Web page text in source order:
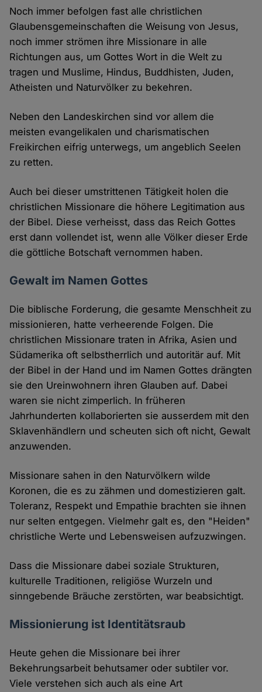
Noch immer befolgen fast alle christlichen
Glaubensgemeinschaften die Weisung von Jesus,
noch immer strömen ihre Missionare in alle
Richtungen aus, um Gottes Wort in die Welt zu
tragen und Muslime, Hindus, Buddhisten, Juden,
Atheisten und Naturvölker zu bekehren.
Neben den Landeskirchen sind vor allem die
meisten evangelikalen und charismatischen
Freikirchen eifrig unterwegs, um angeblich Seelen
zu retten.
Auch bei dieser umstrittenen Tätigkeit holen die
christlichen Missionare die höhere Legitimation aus
der Bibel. Diese verheisst, dass das Reich Gottes
erst dann vollendet ist, wenn alle Völker dieser Erde
die göttliche Botschaft vernommen haben.
Gewalt im Namen Gottes
Die biblische Forderung, die gesamte Menschheit zu
missionieren, hatte verheerende Folgen. Die
christlichen Missionare traten in Afrika, Asien und
Südamerika oft selbstherrlich und autoritär auf. Mit
der Bibel in der Hand und im Namen Gottes drängten
sie den Ureinwohnern ihren Glauben auf. Dabei
waren sie nicht zimperlich. In früheren
Jahrhunderten kollaborierten sie ausserdem mit den
Sklavenhändlern und scheuten sich oft nicht, Gewalt
anzuwenden.
Missionare sahen in den Naturvölkern wilde
Koronen, die es zu zähmen und domestizieren galt.
Toleranz, Respekt und Empathie brachten sie ihnen
nur selten entgegen. Vielmehr galt es, den "Heiden"
christliche Werte und Lebensweisen aufzuzwingen.
Dass die Missionare dabei soziale Strukturen,
kulturelle Traditionen, religiöse Wurzeln und
sinngebende Bräuche zerstörten, war beabsichtigt.
Missionierung ist Identitätsraub
Heute gehen die Missionare bei ihrer
Bekehrungsarbeit behutsamer oder subtiler vor.
Viele verstehen sich auch als eine Art